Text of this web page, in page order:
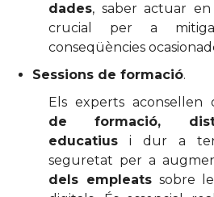
dades, saber actuar
crucial per a
conseqüències
Sessions de formació.
Els experts aconsellen
de formació,
educatius i dur a
seguretat per a
dels empleatssobre